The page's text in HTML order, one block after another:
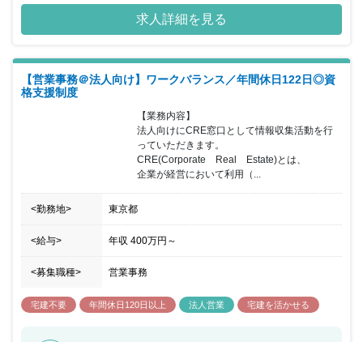
問い合わせ急増中です。 東証プライム市場で安定性も持ちながら、
急成長の不動産ベンチャー企業として新たな市場を創出 している会
社です。 成長意欲があれば、誰もが活躍できる風土があります。
り、風通し良く、率直に自分の考えを言う事が 出来る風土がありま
す。 社長や役員と非常に近い距離で仕事をすることができるので、
ご自身の専門分野だけではなく幅広い視点で会社経営を 見ることが
業）として 活躍している女性社員がおり、営業事務から営業へ挑戦
する ケースも多くあります。 フィル・カンパニーグループ全体の
組織としては、 現在社員数が70名弱と少数精鋭で事業を拡大して
求人詳細を見る
【営業事務＠法人向け】ワークバランス／年間休日122日◎資
格支援制度
【業務内容】
法人向けにCRE窓口として情報収集活動を行
っていただきます。
CRE(Corporate　Real　Estate)とは、
企業が経営において利用（...
<勤務地> 東京都
<給与> 年収 400万円 ～
<募集職種> 営業事務
宅建不要 年間休日120日以上 法人営業 宅建を活かせる